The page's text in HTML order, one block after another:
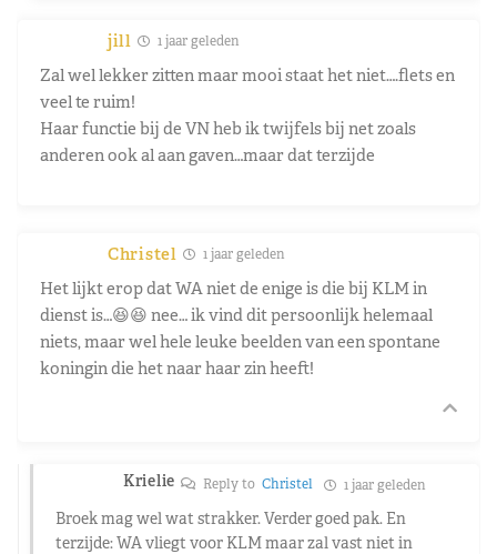
jill 1 jaar geleden
Zal wel lekker zitten maar mooi staat het niet….flets en
veel te ruim!
Haar functie bij de VN heb ik twijfels bij net zoals
anderen ook al aan gaven…maar dat terzijde
Christel 1 jaar geleden
Het lijkt erop dat WA niet de enige is die bij KLM in
dienst is…😆😆 nee… ik vind dit persoonlijk helemaal
niets, maar wel hele leuke beelden van een spontane
koningin die het naar haar zin heeft!
Krielie Reply to Christel 1 jaar geleden
Broek mag wel wat strakker. Verder goed pak. En
terzijde: WA vliegt voor KLM maar zal vast niet in